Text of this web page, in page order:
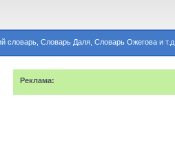
словарь, Словарь Даля, Словарь Ожегова и т.д.
Реклама: